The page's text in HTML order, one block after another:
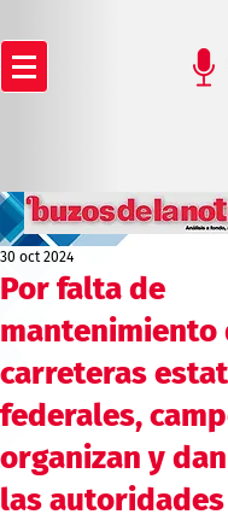
Por falta de
mantenimiento
carreteras
federales,
organizan y
las autoridades
30 oct 2024